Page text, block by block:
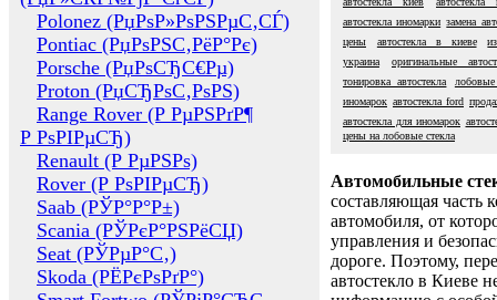
Polonez (РџРѕР»РѕРЅРµС‚СЃ)
Pontiac (РџРѕРЅС‚РёР°Рє)
Porsche (РџРѕСЂС€Рµ)
Proton (РџСЂРѕС‚РѕРЅ)
Range Rover (Р РµРЅРґР¶
Р РѕРІРµСЂ)
Renault (Р РµРЅРѕ)
Rover (Р РѕРІРµСЂ)
Saab (РЎР°Р°Р±)
Scania (РЎРєР°РЅРёСЏ)
Seat (РЎРµР°С‚)
Skoda (РЁРєРѕРґР°)
автостекла иномарки замена
цены
автостекла в киеве
украина
оригинальные
тонировка автостекла
иномарок автостекла ford
автостекла для иномарок
цены на лобовые стекла
Автомобильные
составляющая часть
автомобиля, от
управления и
дороге. Поэтому,
автостекло в Киеве